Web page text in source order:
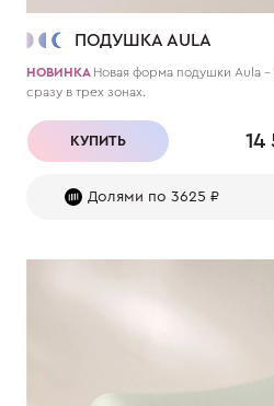
ПОДУШКА AULA
НОВИНКА Новая форма подушки Aula
сразу в трех зонах.
КУПИТЬ 14
Долями по 3625 ₽